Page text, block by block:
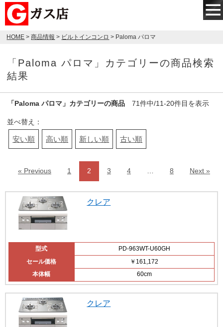
HOME >商品情報 > ビルトインコンロ > Paloma パロマ
「Paloma パロマ」カテゴリーの商品検索
結果
「Paloma パロマ」カテゴリーの商品 71件中/11-20件目を表示
並べ替え：
安い順 高い順 新しい順 古い順
« Previous 1 2 3 4 … 8 Next »
クレア
型式
PD-963WT-U60GH
セール価格
￥161,172
本体幅
60cm
クレア